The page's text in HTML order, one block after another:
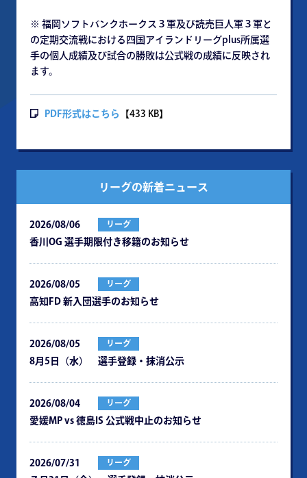
※ 福岡ソフトバンクホークス３軍及び読売巨人軍３軍と
の定期交流戦における四国アイランドリーグplus所属選
手の個人成績及び試合の勝敗は公式戦の成績に反映され
ます。
PDF形式はこちら 【433 KB】
リーグの新着ニュース
2026/08/06 リーグ
⾹川OG 選⼿期限付き移籍のお知らせ
2026/08/05 リーグ
⾼知FD 新⼊団選⼿のお知らせ
2026/08/05 リーグ
8月5日（水） 選手登録・抹消公示
2026/08/04 リーグ
愛媛MP vs 徳島IS 公式戦中⽌のお知らせ
2026/07/31 リーグ